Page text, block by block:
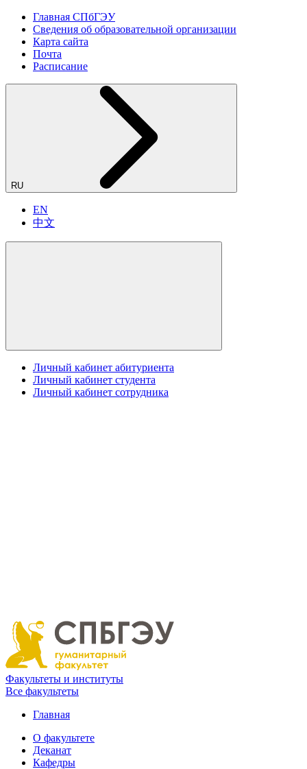
Главная СПбГЭУ
Сведения об образовательной организации
Карта сайта
Почта
Расписание
RU
EN
中文
Личный кабинет абитуриента
Личный кабинет студента
Личный кабинет сотрудника
Факультеты и институты
Все факультеты
Главная
О факультете
Деканат
Кафедры